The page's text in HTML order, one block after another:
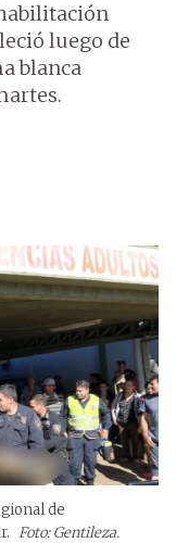
luego de
blanca
de
Foto: Gentileza.